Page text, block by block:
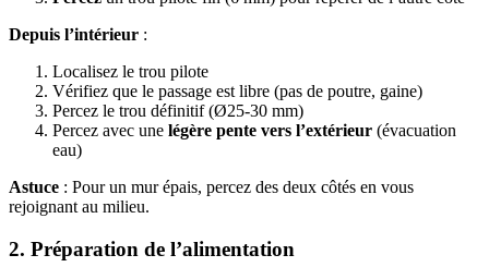
Depuis l’intérieur :
Localisez le trou pilote
Vérifiez que le passage est libre (pas de poutre, gaine)
Percez le trou définitif (Ø25-30 mm)
Percez avec une légère pente vers l’extérieur (évacuation
eau)
Astuce : Pour un mur épais, percez des deux côtés en vous
rejoignant au milieu.
2. Préparation de l’alimentation